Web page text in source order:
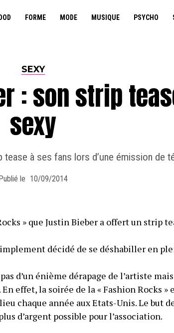
FORME MODE MUSIQUE PSYCHO
SEXY
: son strip
sexy
à ses fans lors d’une émission de
le 10/09/2014
» que Justin Bieber a offert un strip
décidé de se déshabiller en
d’un énième dérapage de l’artiste mais
effet, la soirée de la « Fashion Rocks »
chaque année aux Etats-Unis. Le but
d’argent possible pour l’association.